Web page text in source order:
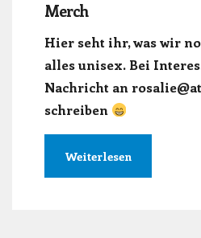
Merch
Hier seht ihr, was wir
alles unisex. Bei
Nachricht an
schreiben
Weiterlesen